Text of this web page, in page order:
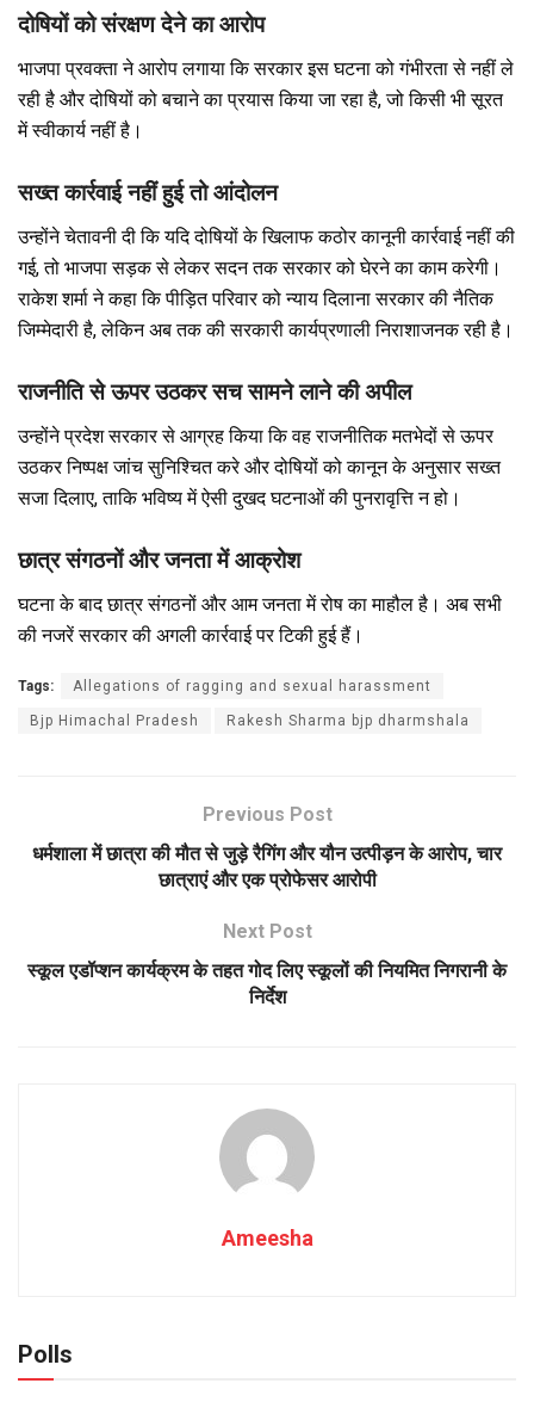
दोषियों को संरक्षण देने का आरोप
भाजपा प्रवक्ता ने आरोप लगाया कि सरकार इस घटना को गंभीरता से नहीं ले
रही है और दोषियों को बचाने का प्रयास किया जा रहा है, जो किसी भी सूरत
में स्वीकार्य नहीं है।
सख्त कार्रवाई नहीं हुई तो आंदोलन
उन्होंने चेतावनी दी कि यदि दोषियों के खिलाफ कठोर कानूनी कार्रवाई नहीं की
गई, तो भाजपा सड़क से लेकर सदन तक सरकार को घेरने का काम करेगी।
राकेश शर्मा ने कहा कि पीड़ित परिवार को न्याय दिलाना सरकार की नैतिक
जिम्मेदारी है, लेकिन अब तक की सरकारी कार्यप्रणाली निराशाजनक रही है।
राजनीति से ऊपर उठकर सच सामने लाने की अपील
उन्होंने प्रदेश सरकार से आग्रह किया कि वह राजनीतिक मतभेदों से ऊपर
उठकर निष्पक्ष जांच सुनिश्चित करे और दोषियों को कानून के अनुसार सख्त
सजा दिलाए, ताकि भविष्य में ऐसी दुखद घटनाओं की पुनरावृत्ति न हो।
छात्र संगठनों और जनता में आक्रोश
घटना के बाद छात्र संगठनों और आम जनता में रोष का माहौल है। अब सभी
की नजरें सरकार की अगली कार्रवाई पर टिकी हुई हैं।
Tags: Allegations of ragging and sexual harassment
Bjp Himachal Pradesh Rakesh Sharma bjp dharmshala
Previous Post
धर्मशाला में छात्रा की मौत से जुड़े रैगिंग और यौन उत्पीड़न के आरोप, चार
छात्राएं और एक प्रोफेसर आरोपी
Next Post
स्कूल एडॉप्शन कार्यक्रम के तहत गोद लिए स्कूलों की नियमित निगरानी के
निर्देश
Ameesha
Polls